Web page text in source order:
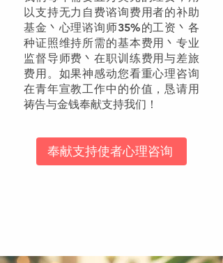
以支持无力自费谘询费用者的补助
基金丶心理谘询师35%的工资丶各
种证照维持所需的基本费用丶专业
监督导师费丶在职训练费用与差旅
费用。如果神感动您看重心理咨询
在青年宣教工作中的价值，恳请用
祷告与金钱奉献支持我们！
奉献支持使者心理咨询